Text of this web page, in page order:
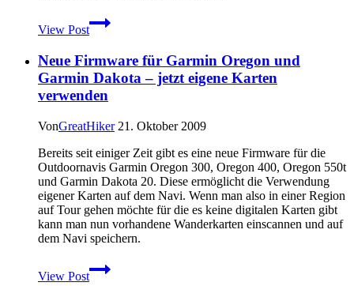
View Post
Neue
Firmware
Garmin
Oregon
–
Garmin
–
Garmin
GPSMap
62s
/st
Neue Firmware für Garmin Oregon und
Garmin Dakota – jetzt eigene Karten
verwenden
VonGreatHiker 21. Oktober 2009
Bereits seit einiger Zeit gibt es eine neue Firmware für die
Outdoornavis Garmin Oregon 300, Oregon 400, Oregon 550t
und Garmin Dakota 20. Diese ermöglicht die Verwendung
eigener Karten auf dem Navi. Wenn man also in einer Region
auf Tour gehen möchte für die es keine digitalen Karten gibt
kann man nun vorhandene Wanderkarten einscannen und auf
dem Navi speichern.
View Post
Neue
Firmware